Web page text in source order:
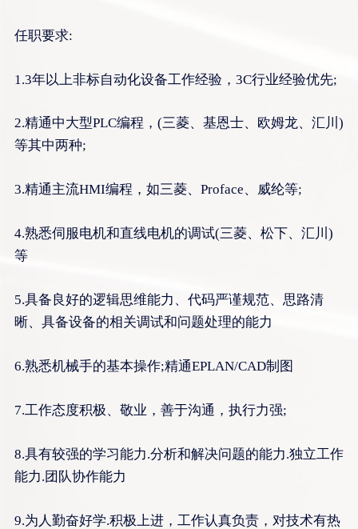
任职要求:
1.3年以上非标自动化设备工作经验，3C行业经验优先;
2.精通中大型PLC编程，(三菱、基恩士、欧姆龙、汇川)
等其中两种;
3.精通主流HMI编程，如三菱、Proface、威纶等;
4.熟悉伺服电机和直线电机的调试(三菱、松下、汇川)
等
5.具备良好的逻辑思维能力、代码严谨规范、思路清
晰、具备设备的相关调试和问题处理的能力
6.熟悉机械手的基本操作;精通EPLAN/CAD制图
7.工作态度积极、敬业，善于沟通，执行力强;
8.具有较强的学习能力.分析和解决问题的能力.独立工作
能力.团队协作能力
9.为人勤奋好学.积极上进，工作认真负责，对技术有热
申请岗位
您的电话
您的邮箱
上传